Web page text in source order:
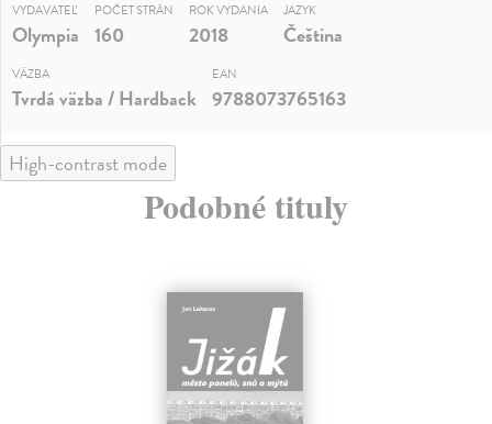
VYDAVATEĽ
Olympia
POČET STRÁN
160
ROK VYDANIA
2018
JAZYK
Čeština
VÄZBA
Tvrdá väzba / Hardback
EAN
9788073765163
High-contrast mode
Podobné tituly